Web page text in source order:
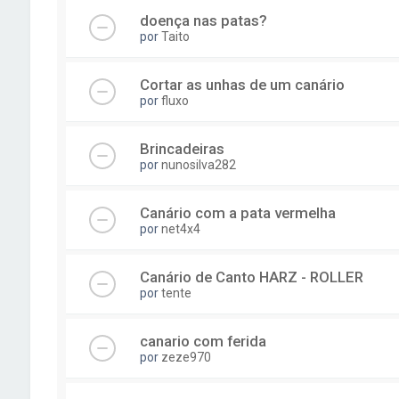
doença nas patas?
porTaito
Cortar as unhas de um canário
porfluxo
Brincadeiras
pornunosilva282
Canário com a pata vermelha
pornet4x4
Canário de Canto HARZ - ROLLER
portente
canario com ferida
por zeze970